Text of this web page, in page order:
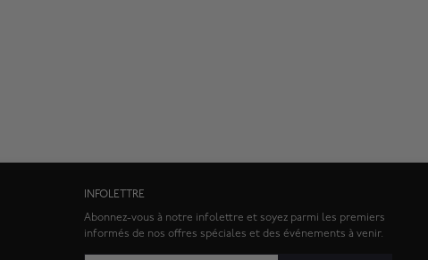
INFOLETTRE
Abonnez-vous à notre infolettre et soyez parmi les premiers
informés de nos offres spéciales et des événements à venir.